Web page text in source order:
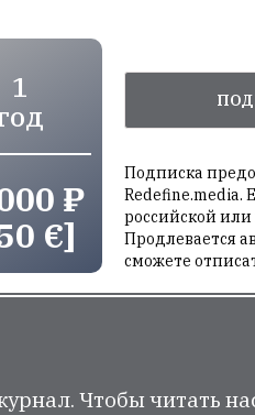
1
₽
€]
Подписка
Redefine.media.
российской
Продлевается
сможете
Чтобы читать